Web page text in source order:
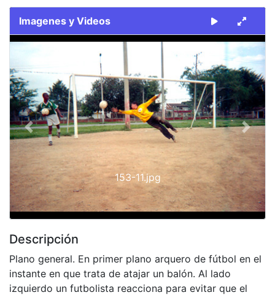
Imagenes y Videos
Slide 1 of 1
153-11.jpg
Previous Next
Descripción
Plano general. En primer plano arquero de fútbol en el
instante en que trata de atajar un balón. Al lado
izquierdo un futbolista reacciona para evitar que el